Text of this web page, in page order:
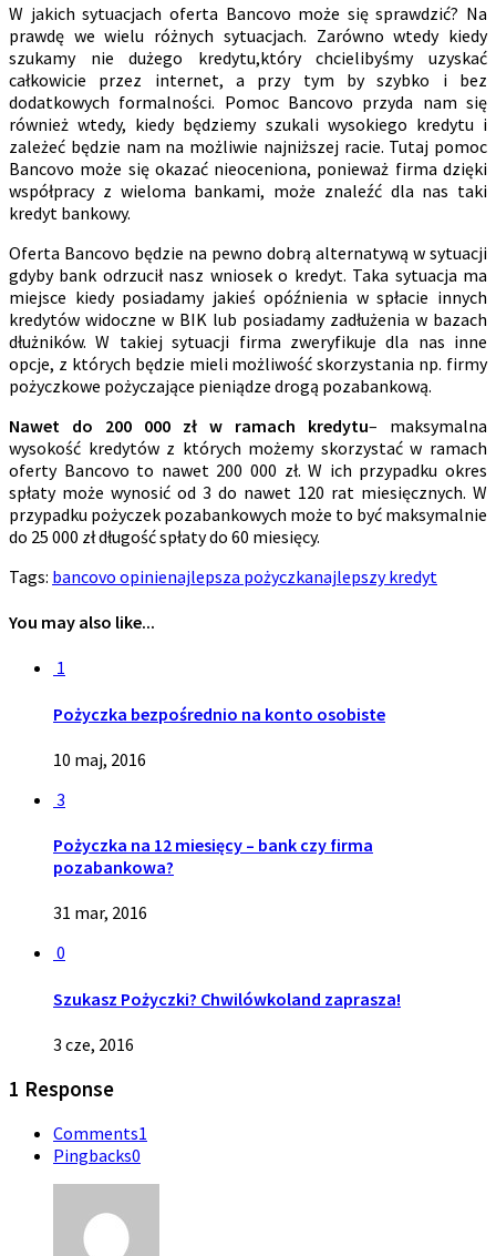
W jakich sytuacjach oferta Bancovo może się sprawdzić? Na
prawdę we wielu różnych sytuacjach. Zarówno wtedy kiedy
szukamy nie dużego kredytu,który chcielibyśmy uzyskać
całkowicie przez internet, a przy tym by szybko i bez
dodatkowych formalności. Pomoc Bancovo przyda nam się
również wtedy, kiedy będziemy szukali wysokiego kredytu i
zależeć będzie nam na możliwie najniższej racie. Tutaj pomoc
Bancovo może się okazać nieoceniona, ponieważ firma dzięki
współpracy z wieloma bankami, może znaleźć dla nas taki
kredyt bankowy.
Oferta Bancovo będzie na pewno dobrą alternatywą w sytuacji
gdyby bank odrzucił nasz wniosek o kredyt. Taka sytuacja ma
miejsce kiedy posiadamy jakieś opóźnienia w spłacie innych
kredytów widoczne w BIK lub posiadamy zadłużenia w bazach
dłużników. W takiej sytuacji firma zweryfikuje dla nas inne
opcje, z których będzie mieli możliwość skorzystania np. firmy
pożyczkowe pożyczające pieniądze drogą pozabankową.
Nawet do 200 000 zł w ramach kredytu– maksymalna
wysokość kredytów z których możemy skorzystać w ramach
oferty Bancovo to nawet 200 000 zł. W ich przypadku okres
spłaty może wynosić od 3 do nawet 120 rat miesięcznych. W
przypadku pożyczek pozabankowych może to być maksymalnie
do 25 000 zł długość spłaty do 60 miesięcy.
Tags: bancovo opinienajlepsza pożyczkanajlepszy kredyt
You may also like...
1
Pożyczka bezpośrednio na konto osobiste
10 maj, 2016
3
Pożyczka na 12 miesięcy – bank czy firma
pozabankowa?
31 mar, 2016
0
Szukasz Pożyczki? Chwilówkoland zaprasza!
3 cze, 2016
1 Response
Comments1
Pingbacks0